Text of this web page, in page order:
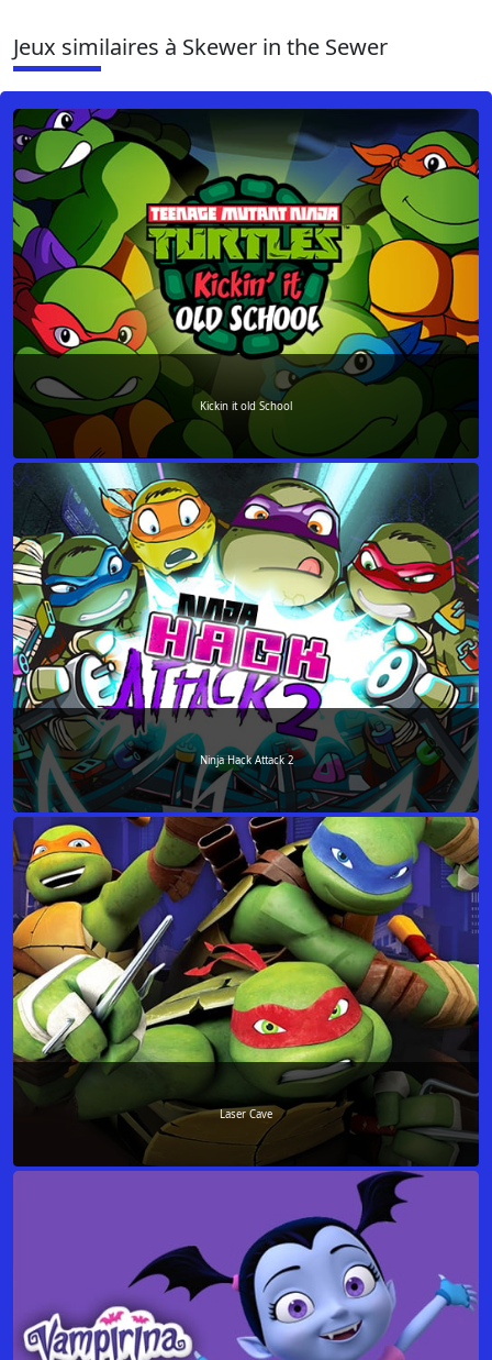
Jeux similaires à Skewer in the Sewer
Kickin it old School
Ninja Hack Attack 2
Laser Cave